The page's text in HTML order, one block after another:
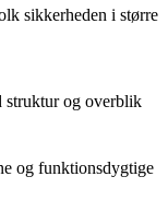
sikkerheden i større
struktur og overblik
og funktionsdygtige